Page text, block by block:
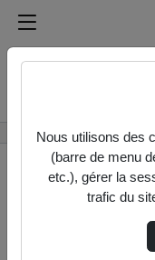
Rechercher
Accueil Vidéos
Nous utilisons des
(barre de menu
etc.), gérer la
trafic du